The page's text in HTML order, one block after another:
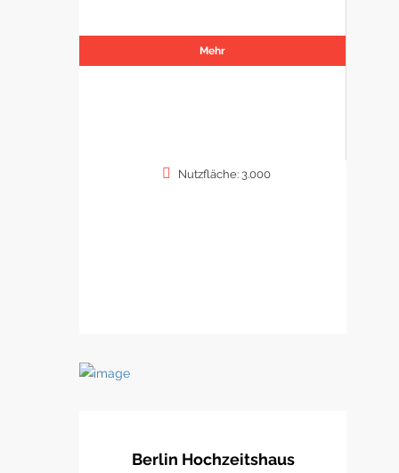
Mehr
Nutzfläche: 3.000
Berlin Hochzeitshaus